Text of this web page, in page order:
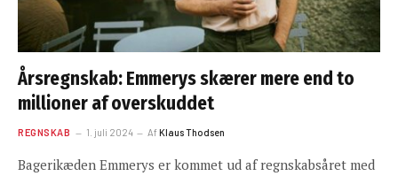
Årsregnskab: Emmerys skærer mere end to
millioner af overskuddet
REGNSKAB 1. juli 2024 AfKlaus Thodsen
Bagerikæden Emmerys er kommet ud af regnskabsåret med